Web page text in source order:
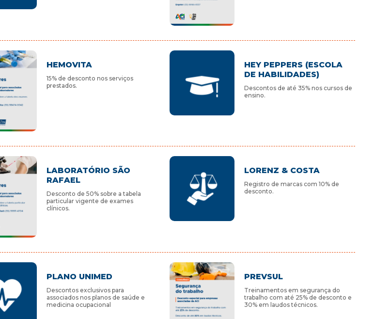
HEMOVITA
15% de desconto nos serviços
prestados.
HEY PEPPERS (ESCOLA
DE HABILIDADES)
Descontos de até 35% nos cursos de
ensino.
LABORATÓRIO SÃO
RAFAEL
Desconto de 50% sobre a tabela
particular vigente de exames
clínicos.
LORENZ & COSTA
Registro de marcas com 10% de
desconto.
PLANO UNIMED
Descontos exclusivos para
associados nos planos de saúde e
medicina ocupacional
PREVSUL
Treinamentos em segurança do
trabalho com até 25% de desconto e
30% em laudos técnicos.